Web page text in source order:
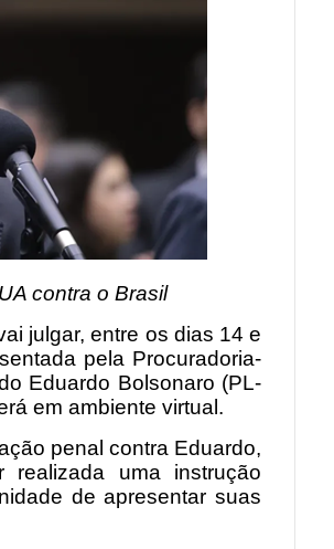
contra o Brasil
julgar, entre os dias 14 e
pela Procuradoria-
Eduardo Bolsonaro (PL-
em ambiente virtual.
penal contra Eduardo,
uma instrução
de apresentar suas